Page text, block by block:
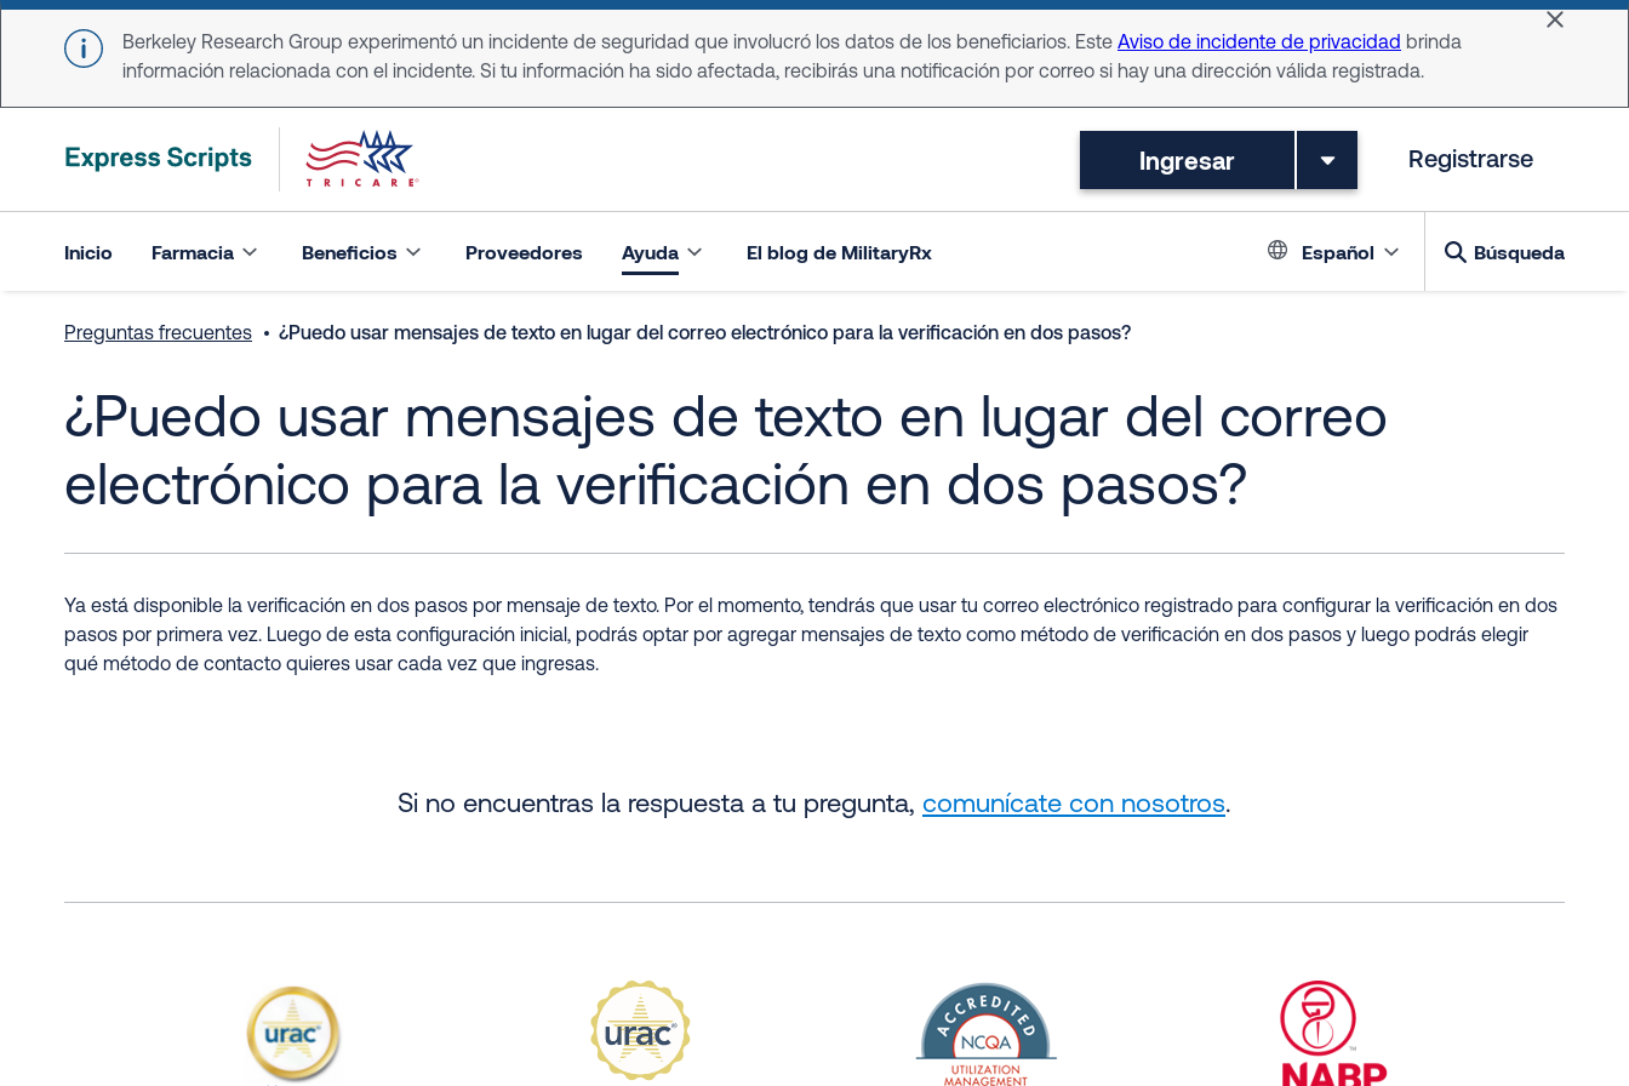
Skip to main content
Berkeley Research Group experimentó un incidente de seguridad que involucró los datos de los beneficiarios. Este Aviso de incidente de privacidad brinda
información relacionada con el incidente. Si tu información ha sido afectada, recibirás una notificación por correo si hay una dirección válida registrada.
Dismiss
Ingresar Registrarse
Inicio Farmacia Beneficios Proveedores Ayuda El blog de MilitaryRx Language
Español Búsqueda
Preguntas frecuentes ¿Puedo usar mensajes de texto en lugar del correo electrónico para la verificación en dos pasos?
¿Puedo usar mensajes de texto en lugar del correo
electrónico para la verificación en dos pasos?
Ya está disponible la verificación en dos pasos por mensaje de texto. Por el momento, tendrás que usar tu correo electrónico registrado para configurar la verificación en dos
pasos por primera vez. Luego de esta configuración inicial, podrás optar por agregar mensajes de texto como método de verificación en dos pasos y luego podrás elegir
qué método de contacto quieres usar cada vez que ingresas.
Si no encuentras la respuesta a tu pregunta, comunícate con nosotros.